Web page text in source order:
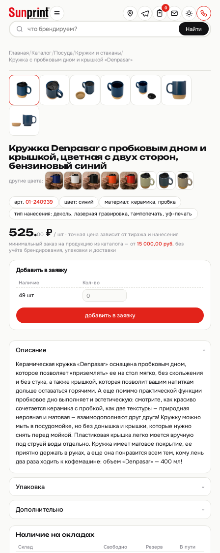
Найти
0
Главная/Каталог/Посуда/Кружки и стаканы/
Кружка с пробковым дном и крышкой «Denpasar»
Кружка Denpasar с пробковым дном и
крышкой, цветная с двух сторон,
бензиновый синий
другие цвета:
арт.01-240939 цвет: синий
материал: керамика, пробка
тип нанесения: деколь, лазерная гравировка, тампопечать, уф-печать
525.00₽/ шт · точная цена зависит от тиража и нанесения
минимальный заказ на продукцию из каталога — от 15 000,00 руб. без
учёта брендирования, упаковки и доставки
Добавить в заявку
Наличие Кол-во
49 шт
добавить в заявку
Описание
Керамическая кружка «Denpasar» оснащена пробковым дном,
которое позволяет «приземлять» ее на стол мягко, без скольжения
и без стука, а также крышкой, которая позволит вашим напиткам
дольше оставаться горячими. А еще помимо практической функции
пробковое дно выполняет и эстетическую: смотрите, как красиво
сочетается керамика с пробкой, как две текстуры — природная
неровная и матовая — взаимодополняют друг друга! Кружку можно
мыть в посудомойке, но без донышка и крышки, которые нужно
снять перед мойкой. Пластиковая крышка легко моется вручную
под струей воды отдельно. Кружка имеет матовое покрытие, ее
приятно держать в руках, а еще она понравится всем тем, кому лень
два раза ходить к кофемашине: объем «Denpasar» — 400 мл!
Упаковка
Дополнительно
Наличие на складах
Склад Свободно Резерв В пути